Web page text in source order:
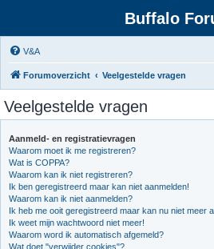
Buffalo
V&A
Forumoverzicht Veelgestelde vragen
Veelgestelde vragen
Aanmeld- en registratievragen
Waarom moet ik me registreren?
Wat is COPPA?
Waarom kan ik niet registreren?
Ik ben geregistreerd maar kan niet aanmelden!
Waarom kan ik niet aanmelden?
Ik heb me ooit geregistreerd maar kan nu niet meer
Ik weet mijn wachtwoord niet meer!
Waarom word ik automatisch afgemeld?
Wat doet "verwijder cookies"?